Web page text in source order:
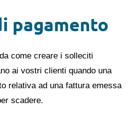
pagamento
come creare i solleciti
ai vostri clienti quando una
relativa ad una fattura emessa
scadere.